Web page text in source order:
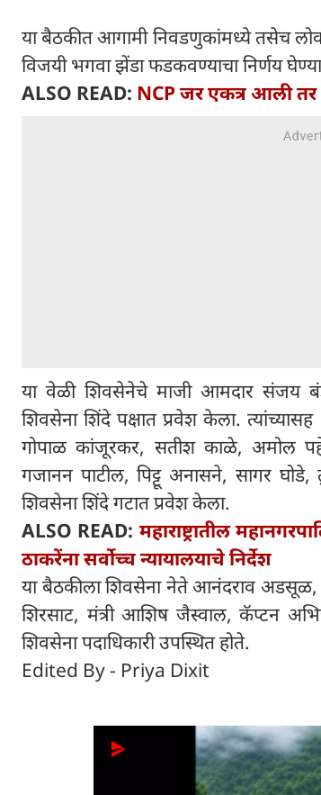
या बैठकीत आगामी निवडणुकांमध्ये तसेच
विजयी भगवा झेंडा फडकवण्याचा निर्णय
ALSO READ: NCP जर एकत्र आली
या वेळी शिवसेनेचे माजी आमदार संजय बंड
शिवसेना शिंदे पक्षात प्रवेश केला.
गोपाळ कांजूरकर, सतीश काळे, अमोल
गजानन पाटील, पिट्टू अनासने, सागर घोडे,
शिवसेना शिंदे गटात प्रवेश केला.
ALSO READ: महाराष्ट्रातील
ठाकरेंना सर्वोच्च न्यायालयाचे निर्देश
या बैठकीला शिवसेना नेते आनंदराव अडसूळ,
शिरसाट, मंत्री आशिष जैस्वाल, कॅप्टन
शिवसेना पदाधिकारी उपस्थित होते.
Edited By - Priya Dixit